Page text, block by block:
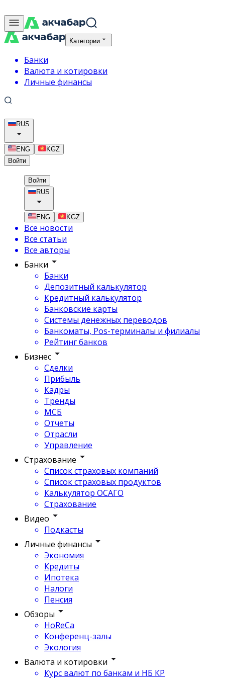
Категории
Банки
Валюта и котировки
Личные финансы
RUS
ENG
KGZ
Войти
Войти
RUS
ENG KGZ
Все новости
Все статьи
Все авторы
Банки
Банки
Депозитный калькулятор
Кредитный калькулятор
Банковские карты
Системы денежных переводов
Банкоматы, Pos-терминалы и филиалы
Рейтинг банков
Бизнес
Сделки
Прибыль
Кадры
Тренды
МСБ
Отчеты
Отрасли
Управление
Страхование
Список страховых компаний
Список страховых продуктов
Калькулятор ОСАГО
Страхование
Видео
Подкасты
Личные финансы
Экономия
Кредиты
Ипотека
Налоги
Пенсия
Обзоры
HoReCa
Конференц-залы
Экология
Валюта и котировки
Курс валют по банкам и НБ КР